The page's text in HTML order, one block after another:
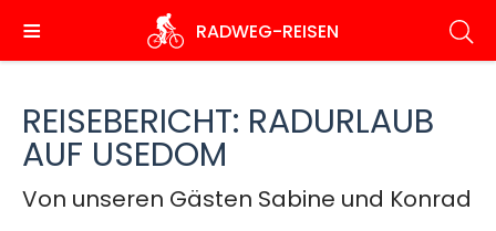
zum
Inhalt
RADWEG-REISEN
REISEBERICHT: RADURLAUB
AUF USEDOM
Von unseren Gästen Sabine und Konrad